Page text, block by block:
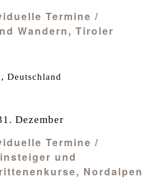
Termine /
Wandern, Tiroler
, Deutschland
Termine /
und
Nordalpen
Dezember